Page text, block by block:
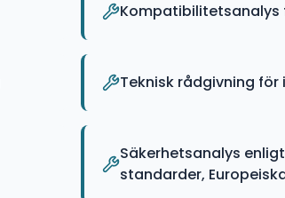
Kompatibilitetsanalys
Teknisk rådgivning
Säkerhetsanalys
standarder,